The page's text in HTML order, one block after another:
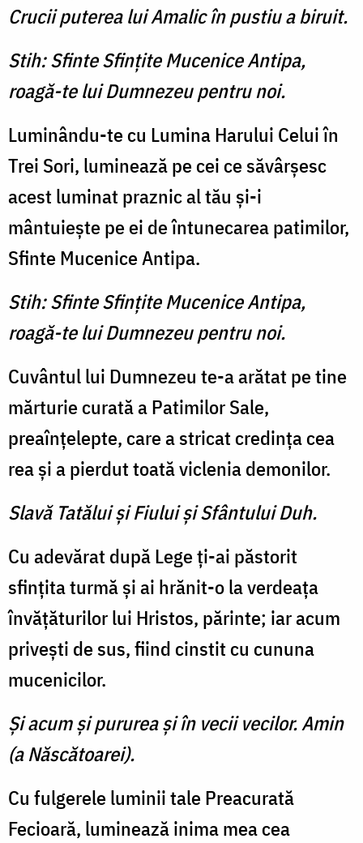
Crucii puterea lui Amalic în pustiu a biruit.
Stih: Sfinte Sfinţite Mucenice Antipa,
roagă-te lui Dumnezeu pentru noi.
Luminându-te cu Lumina Harului Celui în
Trei Sori, luminează pe cei ce săvârşesc
acest luminat praznic al tău şi-i
mântuieşte pe ei de întunecarea patimilor,
Sfinte Mucenice Antipa.
Stih: Sfinte Sfinţite Mucenice Antipa,
roagă-te lui Dumnezeu pentru noi.
Cuvântul lui Dumnezeu te-a arătat pe tine
mărturie curată a Patimilor Sale,
preaînţelepte, care a stricat credinţa cea
rea şi a pierdut toată viclenia demonilor.
Slavă Tatălui şi Fiului şi Sfântului Duh.
Cu adevărat după Lege ţi-ai păstorit
sfinţita turmă şi ai hră­nit-o la verdeaţa
învăţăturilor lui Hristos, părinte; iar acum
priveşti de sus, fiind cinstit cu cununa
mucenicilor.
Şi acum şi pururea şi în vecii vecilor. Amin
(a Născătoarei).
Cu fulgerele luminii tale Preacurată
Fecioară, luminează inima mea cea